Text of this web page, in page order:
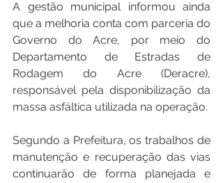
A gestão municipal informou ainda
que a melhoria conta com parceria do
Governo do Acre, por meio do
Departamento de Estradas de
Rodagem do Acre (Deracre),
responsável pela disponibilização da
massa asfáltica utilizada na operação.
Segundo a Prefeitura, os trabalhos de
manutenção e recuperação das vias
continuarão de forma planejada e